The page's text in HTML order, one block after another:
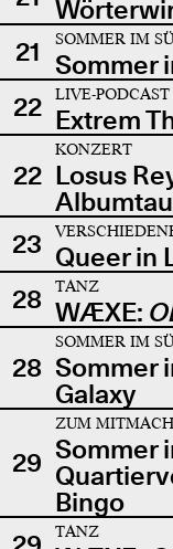
21
SOMMER IM
Sommer
22
LIVE-PODCAST
Extrem
22
KONZERT
Losus
23 Queer in
28
TANZ
WÆXE:
28
SOMMER IM
Sommer
Galaxy
29
ZUM
Sommer
Bingo
TANZ